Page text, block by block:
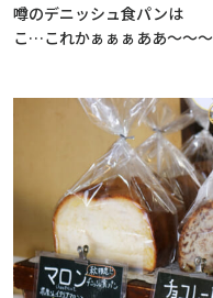
噂のデニッシュ食パンは
こ…これかぁぁぁああ～～～